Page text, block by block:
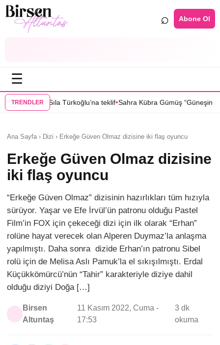
⌕ Abone Ol
☰
TRENDLER
teklif•Sahra Kübra Gümüş “Güneşin Doğduğu Yer” dizisinde•Selin
Ana Sayfa › Dizi › Erkeğe Güven Olmaz dizisine iki flaş oyuncu
Erkeğe Güven Olmaz dizisine
iki flaş oyuncu
“Erkeğe Güven Olmaz” dizisinin hazırlıkları tüm hızıyla
sürüyor. Yaşar ve Efe İrvül’ün patronu olduğu Pastel
Film’in FOX için çekeceği dizi için ilk olarak “Erhan”
rolüne hayat verecek olan Alperen Duymaz’la anlaşma
yapılmıştı. Daha sonra dizide Erhan’ın patronu Sibel
rolü için de Melisa Aslı Pamuk’la el sıkışılmıştı. Erdal
Küçükkömürcü’nün “Tahir” karakteriyle diziye dahil
olduğu diziyi Doğa […]
Birsen
Altuntaş
11 Kasım 2022, Cuma -
17:53
3 dk
okuma